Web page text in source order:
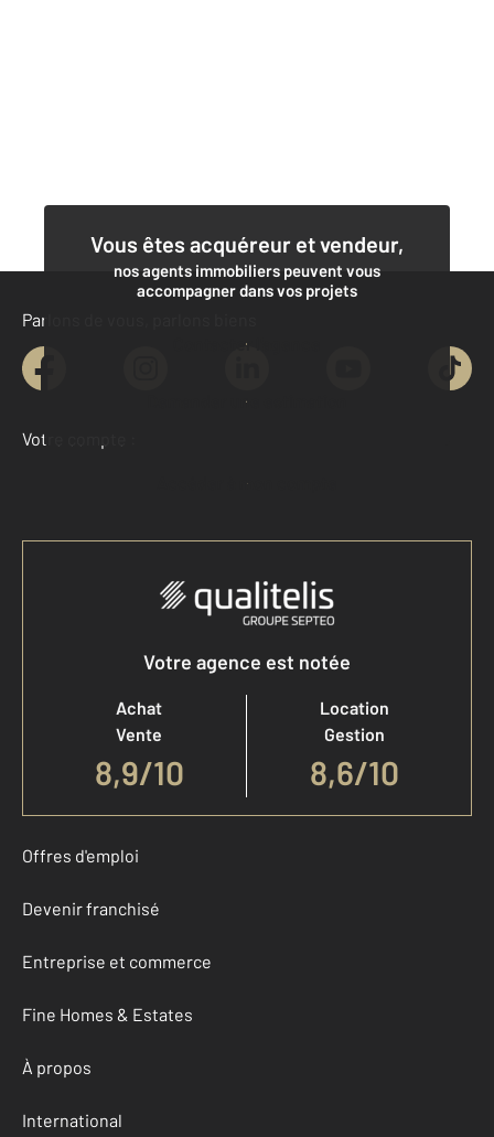
Vous êtes acquéreur et vendeur,
nos agents immobiliers peuvent vous
accompagner dans vos projets
Contacter l'agence
Demander une estimation
Parlons de vous, parlons biens
Votre compte :
Accéder à mon compte
Votre agence est notée
Achat
Vente
8,9/10
Location
Gestion
8,6/10
Offres d'emploi
Devenir franchisé
Entreprise et commerce
Fine Homes & Estates
À propos
International